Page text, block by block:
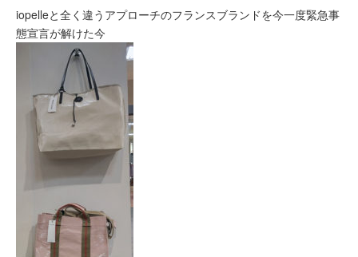
iopelleと全く違うアプローチのフランスブランドを今一度緊急事
態宣言が解けた今